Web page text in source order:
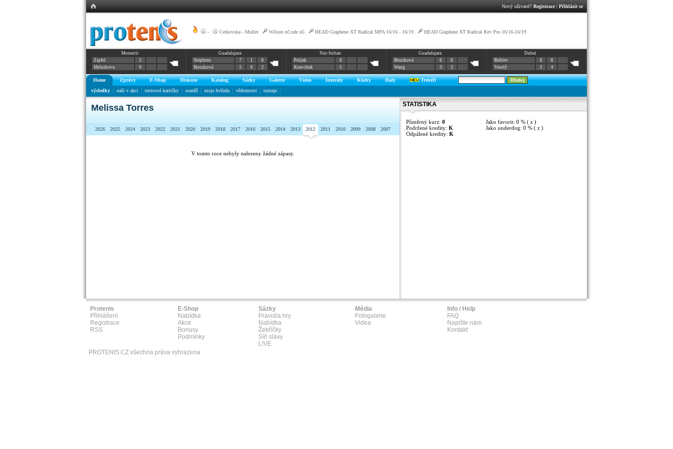
Nový uživatel? Registrace| Přihlásit se
- Cetkovska - Muller| Wilson nCode n5 HEAD Graphene XT Radical MPA 16/16 - 16/19 HEAD Graphene XT Radical Rev Pro 16/16-16/19
Monastir
Zipfel
5
Melnikova
0
Guadalajara
Stephens
7 1
6
Bouzková
5 6 2
Nur-Sultan
Poljak
6
Kravchuk
5
Guadalajara
Bouzková
6
6
Wang
3 3
Dubai
Rublev
6
6
Veselý
3 4
Home Zprávy E-Shop Diskuze Katalog Sázky Galerie Video Inzeráty Kluby Haly
Trenéři
výsledky
naši v akci tenisové kartičky soutěž moje hvězda vědomosti turnaje
Melissa Torres
2026 2025 2024 2023 2022 2021 2020 2019 2018 2017 2016 2015 2014 2013 2012 2011 2010 2009 2008 2007
V tomto roce nebyly nalezeny žádné zápasy.
STATISTIKA
Půměrný kurz: 0
Podržené kredity: K
Odpálené kredity: K
Jako favorit: 0 % ( z )
Jako underdog: 0 % ( z )
Protenis
Přihlášení
Registrace
RSS
E-Shop
Nabídka
Akce
Bonusy
Podmínky
Sázky
Pravidla hry
Nabídka
Žebříčky
Síň slávy
L!VE
Média
Fotogalerie
Videa
Info / Help
FAQ
Napište nám
Kontakt
PROTENIS.CZ všechna práva vyhrazena